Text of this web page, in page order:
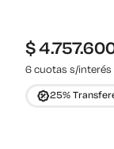
$
6 cuotas s/interés
25%